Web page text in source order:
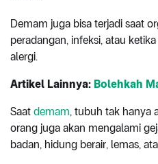
Demam juga bisa terjadi saat
peradangan, infeksi, atau
alergi.
Artikel Lainnya: Bolehkah
Saat demam, tubuh tak hanya
orang juga akan mengalami
badan, hidung berair, lemas,